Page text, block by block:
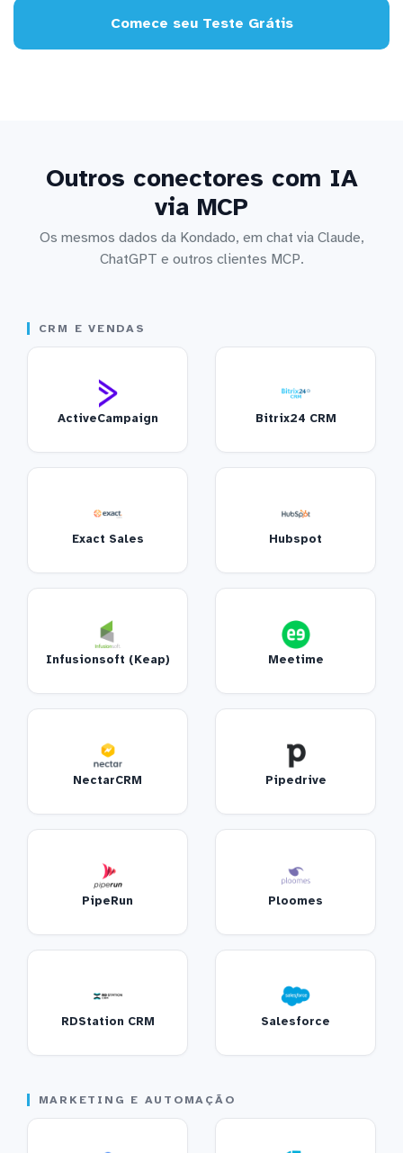
Comece seu Teste Grátis
Outros conectores com IA
via MCP
Os mesmos dados da Kondado, em chat via Claude,
ChatGPT e outros clientes MCP.
CRM E VENDAS
ActiveCampaign Bitrix24 CRM
Exact Sales Hubspot
Infusionsoft (Keap) Meetime
NectarCRM Pipedrive
PipeRun Ploomes
RDStation CRM Salesforce
MARKETING E AUTOMAÇÃO